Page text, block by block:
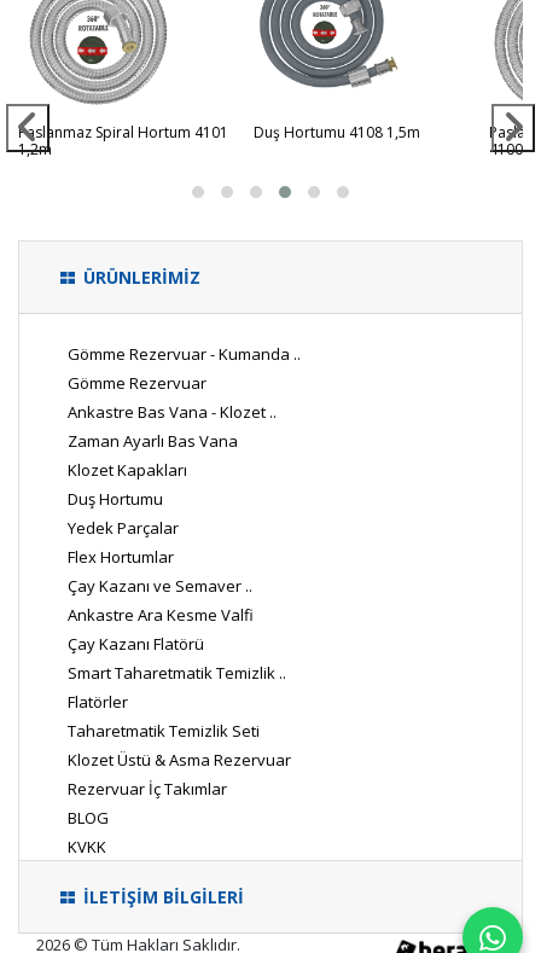
Paslanmaz Spiral Hortum 4101
1,2m
Duş Hortumu 4108 1,5m
4100/
ÜRÜNLERİMİZ
Gömme Rezervuar - Kumanda ..
Gömme Rezervuar
Ankastre Bas Vana - Klozet ..
Zaman Ayarlı Bas Vana
Klozet Kapakları
Duş Hortumu
Yedek Parçalar
Flex Hortumlar
Çay Kazanı ve Semaver ..
Ankastre Ara Kesme Valfi
Çay Kazanı Flatörü
Smart Taharetmatik Temizlik ..
Flatörler
Taharetmatik Temizlik Seti
Klozet Üstü & Asma Rezervuar
Rezervuar İç Takımlar
BLOG
KVKK
İLETİŞİM BİLGİLERİ
2026 © Tüm Hakları Saklıdır.